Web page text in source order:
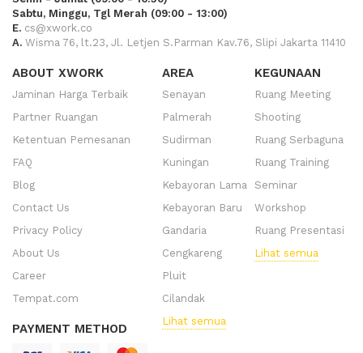
Sabtu, Minggu, Tgl Merah (09:00 - 13:00)
E. cs@xwork.co
A. Wisma 76, lt.23, Jl. Letjen S.Parman Kav.76, Slipi Jakarta 11410
ABOUT XWORK
Jaminan Harga Terbaik
Partner Ruangan
Ketentuan Pemesanan
FAQ
Blog
Contact Us
Privacy Policy
About Us
Career
Tempat.com
PAYMENT METHOD
AREA
Senayan
Palmerah
Sudirman
Kuningan
Kebayoran Lama
Kebayoran Baru
Gandaria
Cengkareng
Pluit
Cilandak
Lihat semua
KEGUNAAN
Ruang Meeting
Shooting
Ruang Serbaguna
Ruang Training
Seminar
Workshop
Ruang Presentasi
Lihat semua